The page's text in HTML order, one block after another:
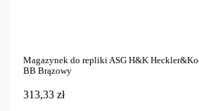
Magazynek do repliki ASG H&K
BB Brązowy
313,33 zł